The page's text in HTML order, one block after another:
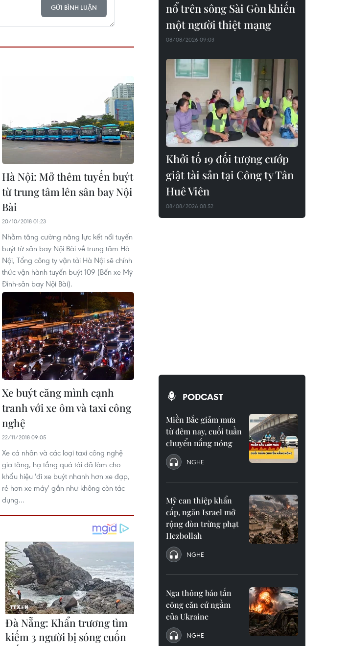
GỬI BÌNH LUẬN
Hà Nội: Mở thêm tuyến buýt
từ trung tâm lên sân bay Nội
Bài
20/10/2018 01:23
Nhằm tăng cường năng lực kết nối tuyến
buýt từ sân bay Nội Bài về trung tâm Hà
Nội, Tổng công ty vận tải Hà Nội sẽ chính
thức vận hành tuyến buýt 109 (Bến xe Mỹ
Đình-sân bay Nội Bài).
Xe buýt căng mình cạnh
tranh với xe ôm và taxi công
nghệ
22/11/2018 09:05
Xe cá nhân và các loại taxi công nghệ
gia tăng, hạ tầng quá tải đã làm cho
khẩu hiệu 'đi xe buýt nhanh hơn xe đạp,
rẻ hơn xe máy' gần như không còn tác
dụng...
nổ trên sông Sài Gòn khiến
một người thiệt mạng
08/08/2026 09:03
Khởi tố 19 đối tượng cướp
giật tài sản tại Công ty Tân
Huê Viên
08/08/2026 08:52
PODCAST
Miền Bắc giảm mưa
từ đêm nay, cuối tuần
chuyển nắng nóng
NGHE
Mỹ can thiệp khẩn
cấp, ngăn Israel mở
rộng đòn trừng phạt
Hezbollah
NGHE
Nga thông báo tấn
công căn cứ ngầm
của Ukraine
NGHE